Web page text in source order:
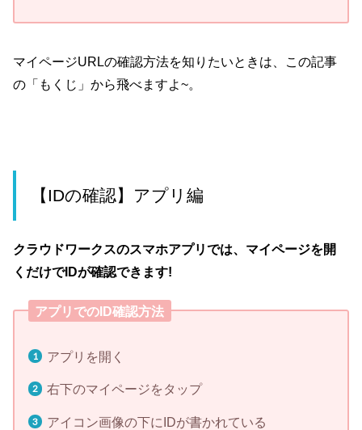
マイページURLの確認方法を知りたいときは、この記事
の「もくじ」から飛べますよ~。
【IDの確認】アプリ編
クラウドワークスのスマホアプリでは、マイページを開
くだけでIDが確認できます!
アプリでのID確認方法
アプリを開く
右下のマイページをタップ
アイコン画像の下にIDが書かれている